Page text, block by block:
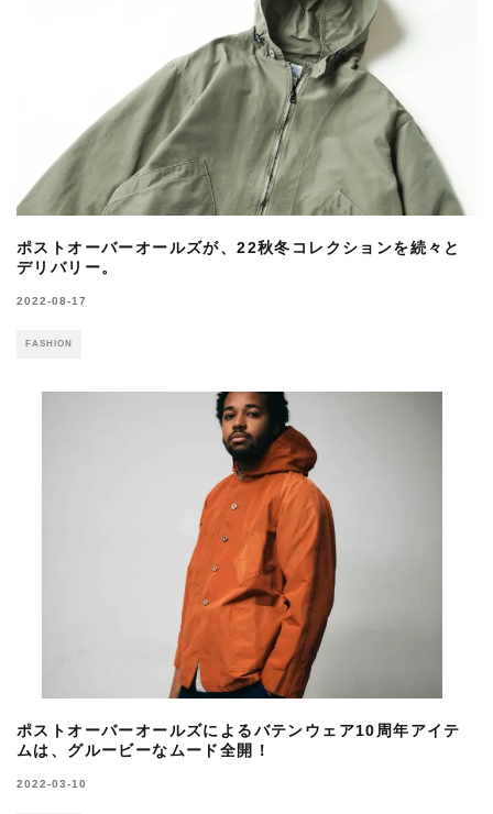
ポストオーバーオールズが、22秋冬コレクションを続々と
デリバリー。
2022-08-17
FASHION
ポストオーバーオールズによるバテンウェア10周年アイテ
ムは、グルービーなムード全開！
2022-03-10